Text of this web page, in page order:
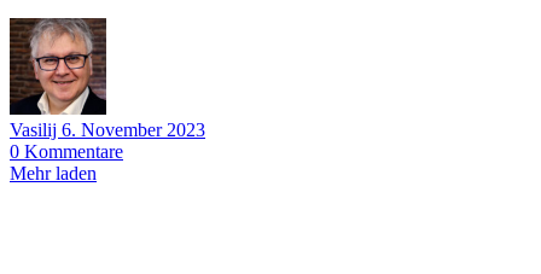
Vasilij 6. November 2023
0 Kommentare
Mehr laden